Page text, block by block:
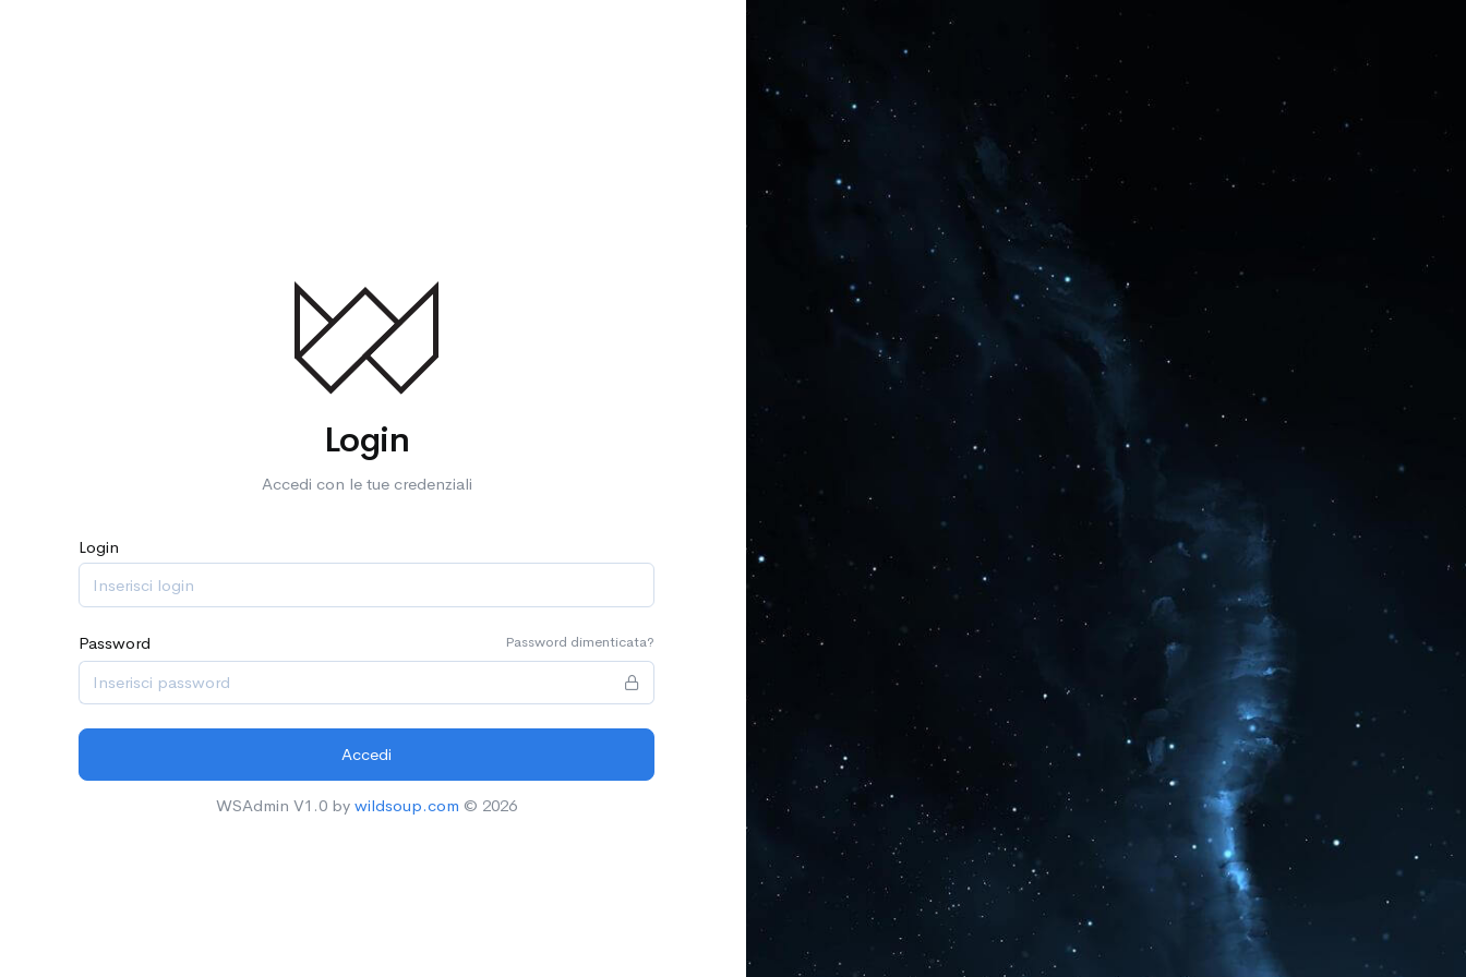
Login
Accedi con le tue credenziali
Login
Password Password dimenticata?
Accedi
WSAdmin V1.0 by wildsoup.com © 2026